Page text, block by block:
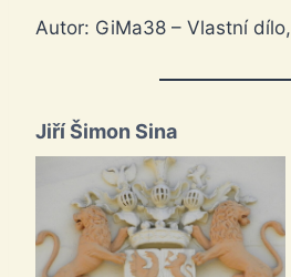
Autor: GiMa38 – Vlastní dílo,
Jiří Šimon Sina